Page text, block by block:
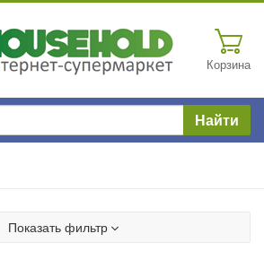
Корзина
Найти
Показать фильтр